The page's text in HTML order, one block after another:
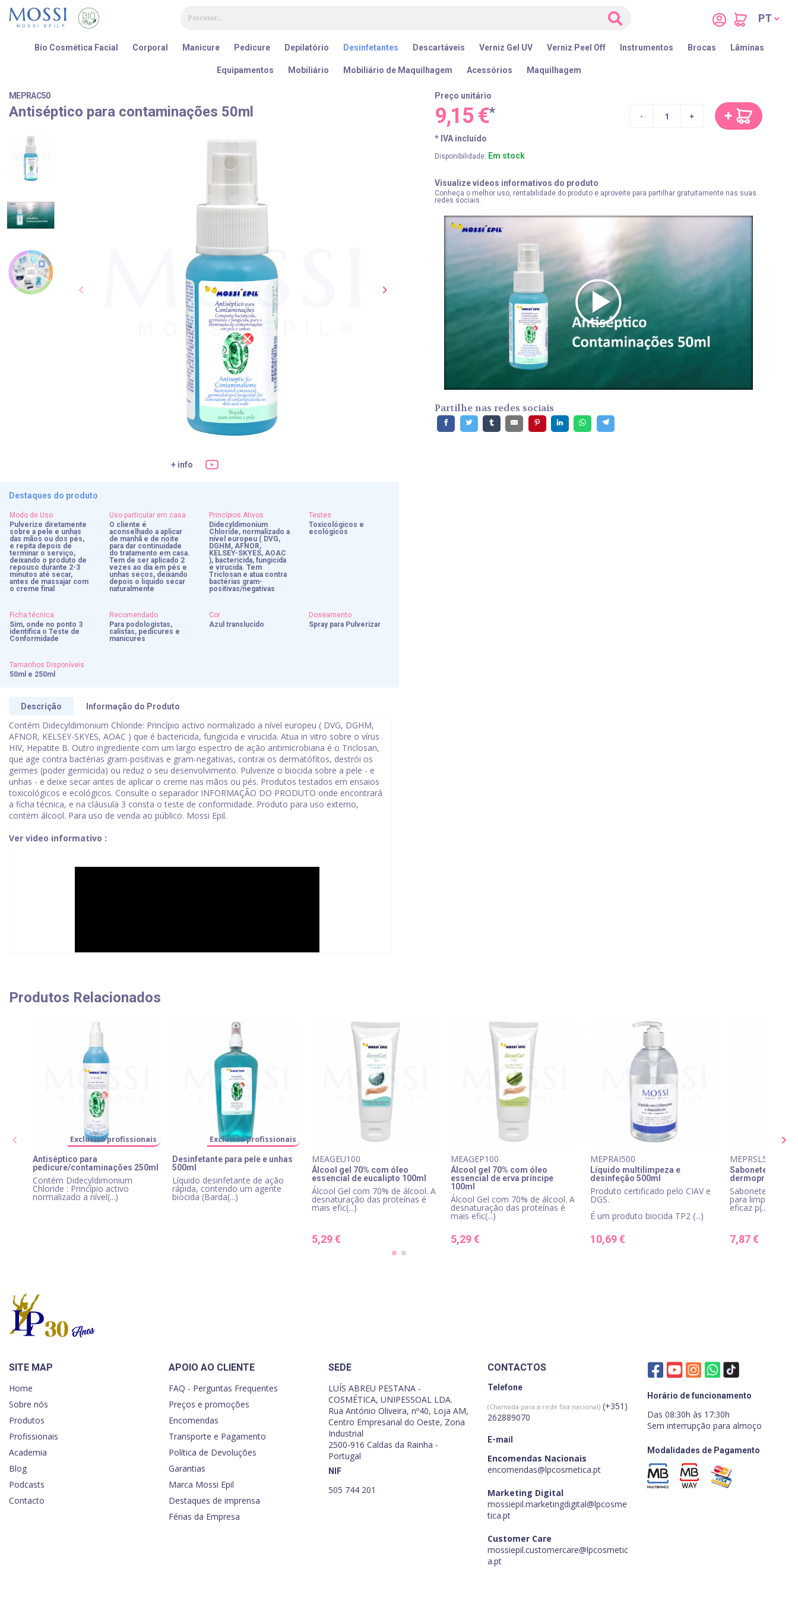
PT
Bio Cosmética Facial Corporal Manicure Pedicure Depilatório Desinfetantes Descartáveis Verniz Gel UV Verniz Peel Off Instrumentos Brocas Lâminas
Equipamentos Mobiliário Mobiliário de Maquilhagem Acessórios Maquilhagem
MEPRAC50
Antiséptico para contaminações 50ml
+ info
Destaques do produto
Modo de Uso
Pulverize diretamente
sobre a pele e unhas
das mãos ou dos pés,
e repita depois de
terminar o serviço,
deixando o produto de
repouso durante 2-3
minutos até secar,
antes de massajar com
o creme final
Uso particular em casa
O cliente é
aconselhado a aplicar
de manhã e de noite
para dar continuidade
do tratamento em casa.
Tem de ser aplicado 2
vezes ao dia em pés e
unhas secos, deixando
depois o liquido secar
naturalmente
Princípios Ativos
Didecyldimonium
Chloride, normalizado a
nível europeu ( DVG,
DGHM, AFNOR,
KELSEY-SKYES, AOAC
), bactericida, fungicida
e virucida. Tem
Triclosan e atua contra
bactérias gram-
positivas/negativas
Testes
Toxicológicos e
ecológicos
Ficha técnica
Sim, onde no ponto 3
identifica o Teste de
Conformidade
Recomendado
Para podologistas,
calistas, pedicures e
manicures
Cor
Azul translucido
Doseamento
Spray para Pulverizar
Tamanhos Disponíveis
50ml e 250ml
Descrição Informação do Produto
Contém Didecyldimonium Chloride: Princípio activo normalizado a nível europeu ( DVG, DGHM,
AFNOR, KELSEY-SKYES, AOAC ) que é bactericida, fungicida e virucida. Atua in vitro sobre o vírus
HIV, Hepatite B. Outro ingrediente com um largo espectro de ação antimicrobiana é o Triclosan,
que age contra bactérias gram-positivas e gram-negativas, contrai os dermatófitos, destrói os
germes (poder germicida) ou reduz o seu desenvolvimento. Pulverize o biocida sobre a pele - e
unhas - e deixe secar antes de aplicar o creme nas mãos ou pés. Produtos testados em ensaios
toxicológicos e ecológicos. Consulte o separador INFORMAÇÃO DO PRODUTO onde encontrará
a ficha técnica, e na cláusula 3 consta o teste de conformidade. Produto para uso externo,
contém álcool. Para uso de venda ao público. Mossi Epil.
Ver video informativo :
ALCOHOL; AQUA; DIDECYLDIMETHYL-AMMONIUM CHLORIDE; EUCALYPTUS
GLOBULUS LEAF OIL; TRICLOSAN; C.I. 42090
Preço unitário
9,15 €*
* IVA incluído
Disponibilidade: Em stock
Visualize videos informativos do produto
Conheça o melhor uso, rentabilidade do produto e aproveite para partilhar gratuitamente nas suas
redes sociais.
Partilhe nas redes sociais
Produtos Relacionados
Exclusivo profissionais
Antiséptico para
pedicure/contaminações 250ml
Contém Didecyldimonium
Chloride : Princípio activo
normalizado a nível(...)
Exclusivo profissionais
Desinfetante para pele e unhas
500ml
Líquido desinfetante de ação
rápida, contendo um agente
biocida (Barda(...)
MEAGEU100
Álcool gel 70% com óleo
essencial de eucalipto 100ml
Álcool Gel com 70% de álcool. A
desnaturação das proteínas é
mais efic(...)
5,29 €
MEAGEP100
Álcool gel 70% com óleo
essencial de erva príncipe
100ml
Álcool Gel com 70% de álcool. A
desnaturação das proteínas é
mais efic(...)
5,29 €
MEPRAI500
Líquido multilimpeza e
desinfeção 500ml
Produto certificado pelo CIAV e
DGS.
É um produto biocida TP2 (...)
10,69 €
MEPRSL500
Sabonete
dermoprotetor
Sabonete líquido
para limpeza em
eficaz p(...)
7,87 €
SITE MAP
Home
Sobre nós
Produtos
Profissionais
Academia
Blog
Podcasts
Contacto
APOIO AO CLIENTE
FAQ - Perguntas Frequentes
Preços e promoções
Encomendas
Transporte e Pagamento
Política de Devoluções
Garantias
Marca Mossi Epil
Destaques de imprensa
Férias da Empresa
SEDE
LUÍS ABREU PESTANA -
COSMÉTICA, UNIPESSOAL LDA.
Rua António Oliveira, nº40, Loja AM,
Centro Empresarial do Oeste, Zona
Industrial
2500-916 Caldas da Rainha -
Portugal
NIF
505 744 201
CONTACTOS
Telefone
(Chamada para a rede fixa nacional) (+351)
262889070
E-mail
Encomendas Nacionais
encomendas@lpcosmetica.pt
Marketing Digital
mossiepil.marketingdigital@lpcosme
tica.pt
Customer Care
mossiepil.customercare@lpcosmetic
a.pt
Horário de funcionamento
Das 08:30h às 17:30h
Sem interrupção para almoço
Modalidades de Pagamento
Painel de Gerenciamento de Cookies